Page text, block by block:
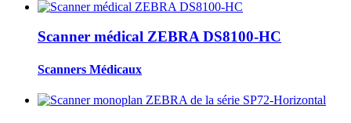
Scanner médical ZEBRA DS8100-HC
Scanners Médicaux